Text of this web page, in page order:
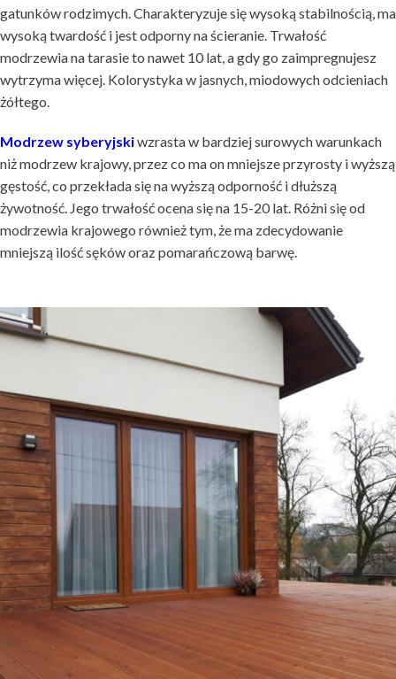
gatunków rodzimych. Charakteryzuje się wysoką stabilnością, ma
wysoką twardość i jest odporny na ścieranie. Trwałość
modrzewia na tarasie to nawet 10 lat, a gdy go zaimpregnujesz
wytrzyma więcej. Kolorystyka w jasnych, miodowych odcieniach
żółtego.
Modrzew syberyjskiwzrasta w bardziej surowych warunkach
niż modrzew krajowy, przez co ma on mniejsze przyrosty i wyższą
gęstość, co przekłada się na wyższą odporność i dłuższą
żywotność. Jego trwałość ocena się na 15-20 lat. Różni się od
modrzewia krajowego również tym, że ma zdecydowanie
mniejszą ilość sęków oraz pomarańczową barwę.